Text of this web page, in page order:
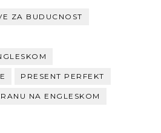
ZA BUDUCNOST
PRESENT PERFEKT
NA ENGLESKOM